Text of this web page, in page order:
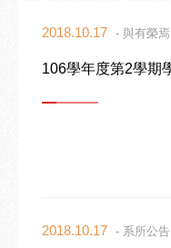
2018.10.17 - 與有榮
106學年度第2學期
2018.10.17 - 系所公